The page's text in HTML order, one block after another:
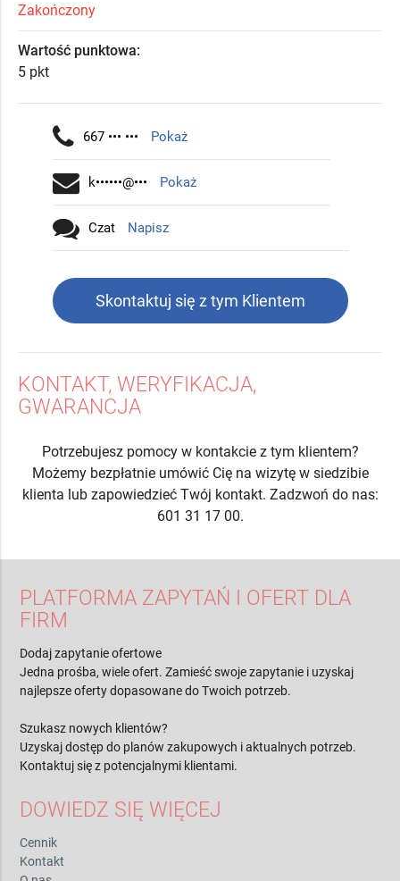
Zakończony
Wartość punktowa:
5 pkt
667 ••• ••• Pokaż
k••••••@••• Pokaż
Czat Napisz
Skontaktuj się z tym Klientem
KONTAKT, WERYFIKACJA,
GWARANCJA
Potrzebujesz pomocy w kontakcie z tym klientem?
Możemy bezpłatnie umówić Cię na wizytę w siedzibie
klienta lub zapowiedzieć Twój kontakt. Zadzwoń do nas:
601 31 17 00.
PLATFORMA ZAPYTAŃ I OFERT DLA
FIRM
Dodaj zapytanie ofertowe
Jedna prośba, wiele ofert. Zamieść swoje zapytanie i uzyskaj
najlepsze oferty dopasowane do Twoich potrzeb.
Szukasz nowych klientów?
Uzyskaj dostęp do planów zakupowych i aktualnych potrzeb.
Kontaktuj się z potencjalnymi klientami.
DOWIEDZ SIĘ WIĘCEJ
Cennik
Kontakt